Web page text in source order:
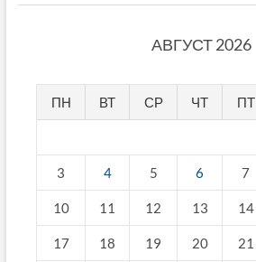
АВГУСТ 2026
ПН ВТ СР ЧТ ПТ
3 4 5 6 7
10 11 12 13 14
17 18 19 20 21